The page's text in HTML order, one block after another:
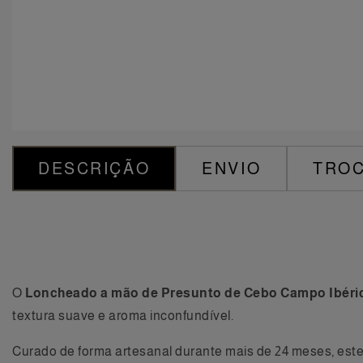
DESCRIÇÃO ENVIO
O Loncheado a mão de Presunto de Cebo Campo
textura suave e aroma inconfundível.
Curado de forma artesanal durante mais de 24 meses,